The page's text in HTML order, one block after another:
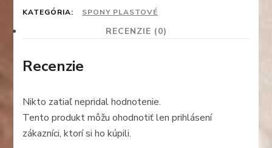
-
trojzubec)
KATEGÓRIA: SPONY PLASTOVÉ
RECENZIE (0)
Recenzie
Nikto zatiaľ nepridal hodnotenie.
Tento produkt môžu ohodnotiť len prihlásení
zákazníci, ktorí si ho kúpili.